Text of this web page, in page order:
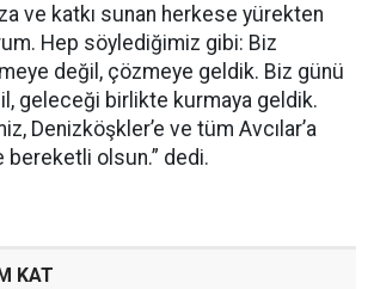
ve katkı sunan herkese yürekten
Hep söylediğimiz gibi: Biz
değil, çözmeye geldik. Biz günü
geleceği birlikte kurmaya geldik.
Denizköşkler’e ve tüm Avcılar’a
bereketli olsun.” dedi.
KAT